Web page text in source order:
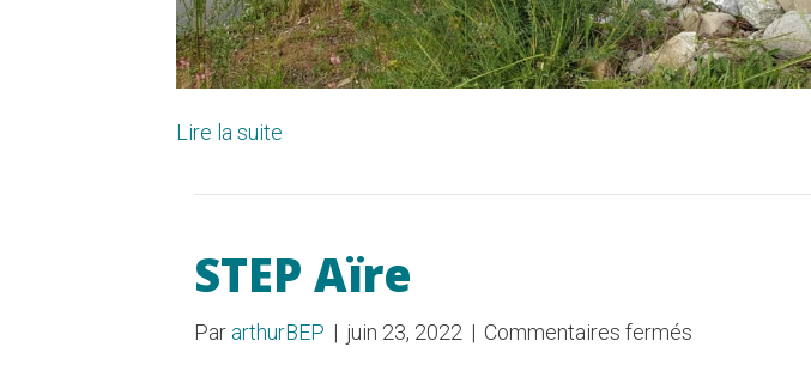
Lire la suite
STEP Aïre
Par arthurBEP | juin 23, 2022 | Commentaires fermés